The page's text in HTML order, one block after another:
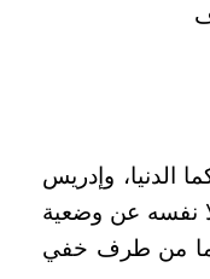
الدنيا، وإدريس
نفسه عن وضعية
من طرف خفي